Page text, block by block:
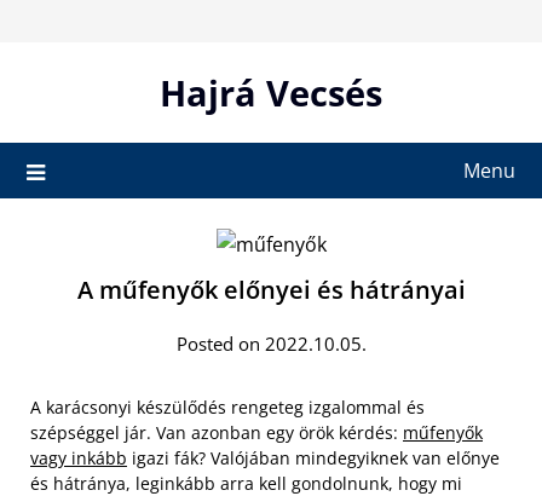
Hajrá Vecsés
Menu
A műfenyők előnyei és hátrányai
Posted on 2022.10.05.
A karácsonyi készülődés rengeteg izgalommal és
szépséggel jár. Van azonban egy örök kérdés: műfenyők
vagy inkább igazi fák? Valójában mindegyiknek van előnye
és hátránya, leginkább arra kell gondolnunk, hogy mi